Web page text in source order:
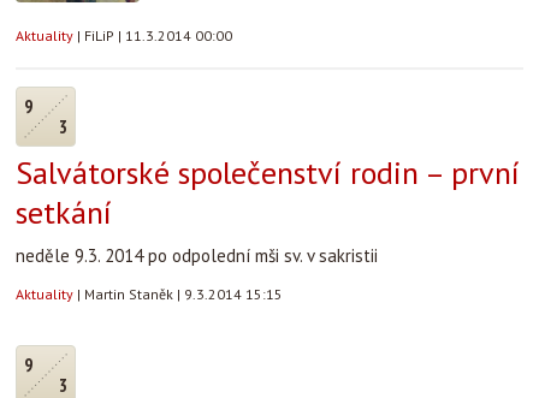
Aktuality | FiLiP | 11.3.2014 00:00
9
3
Salvátorské společenství rodin – první
setkání
neděle 9.3. 2014 po odpolední mši sv. v sakristii
Aktuality | Martin Staněk | 9.3.2014 15:15
9
3